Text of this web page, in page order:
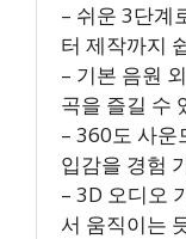
– 쉬운 3단계
터 제작까지
– 기본 음원
곡을 즐길 수
– 360도 사운
입감을 경험
– 3D 오디오
서 움직이는